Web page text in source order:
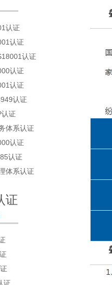
认证
认证
认证
认证
认证
认证
认证
体系认证
认证
认证
体系认证
证
证